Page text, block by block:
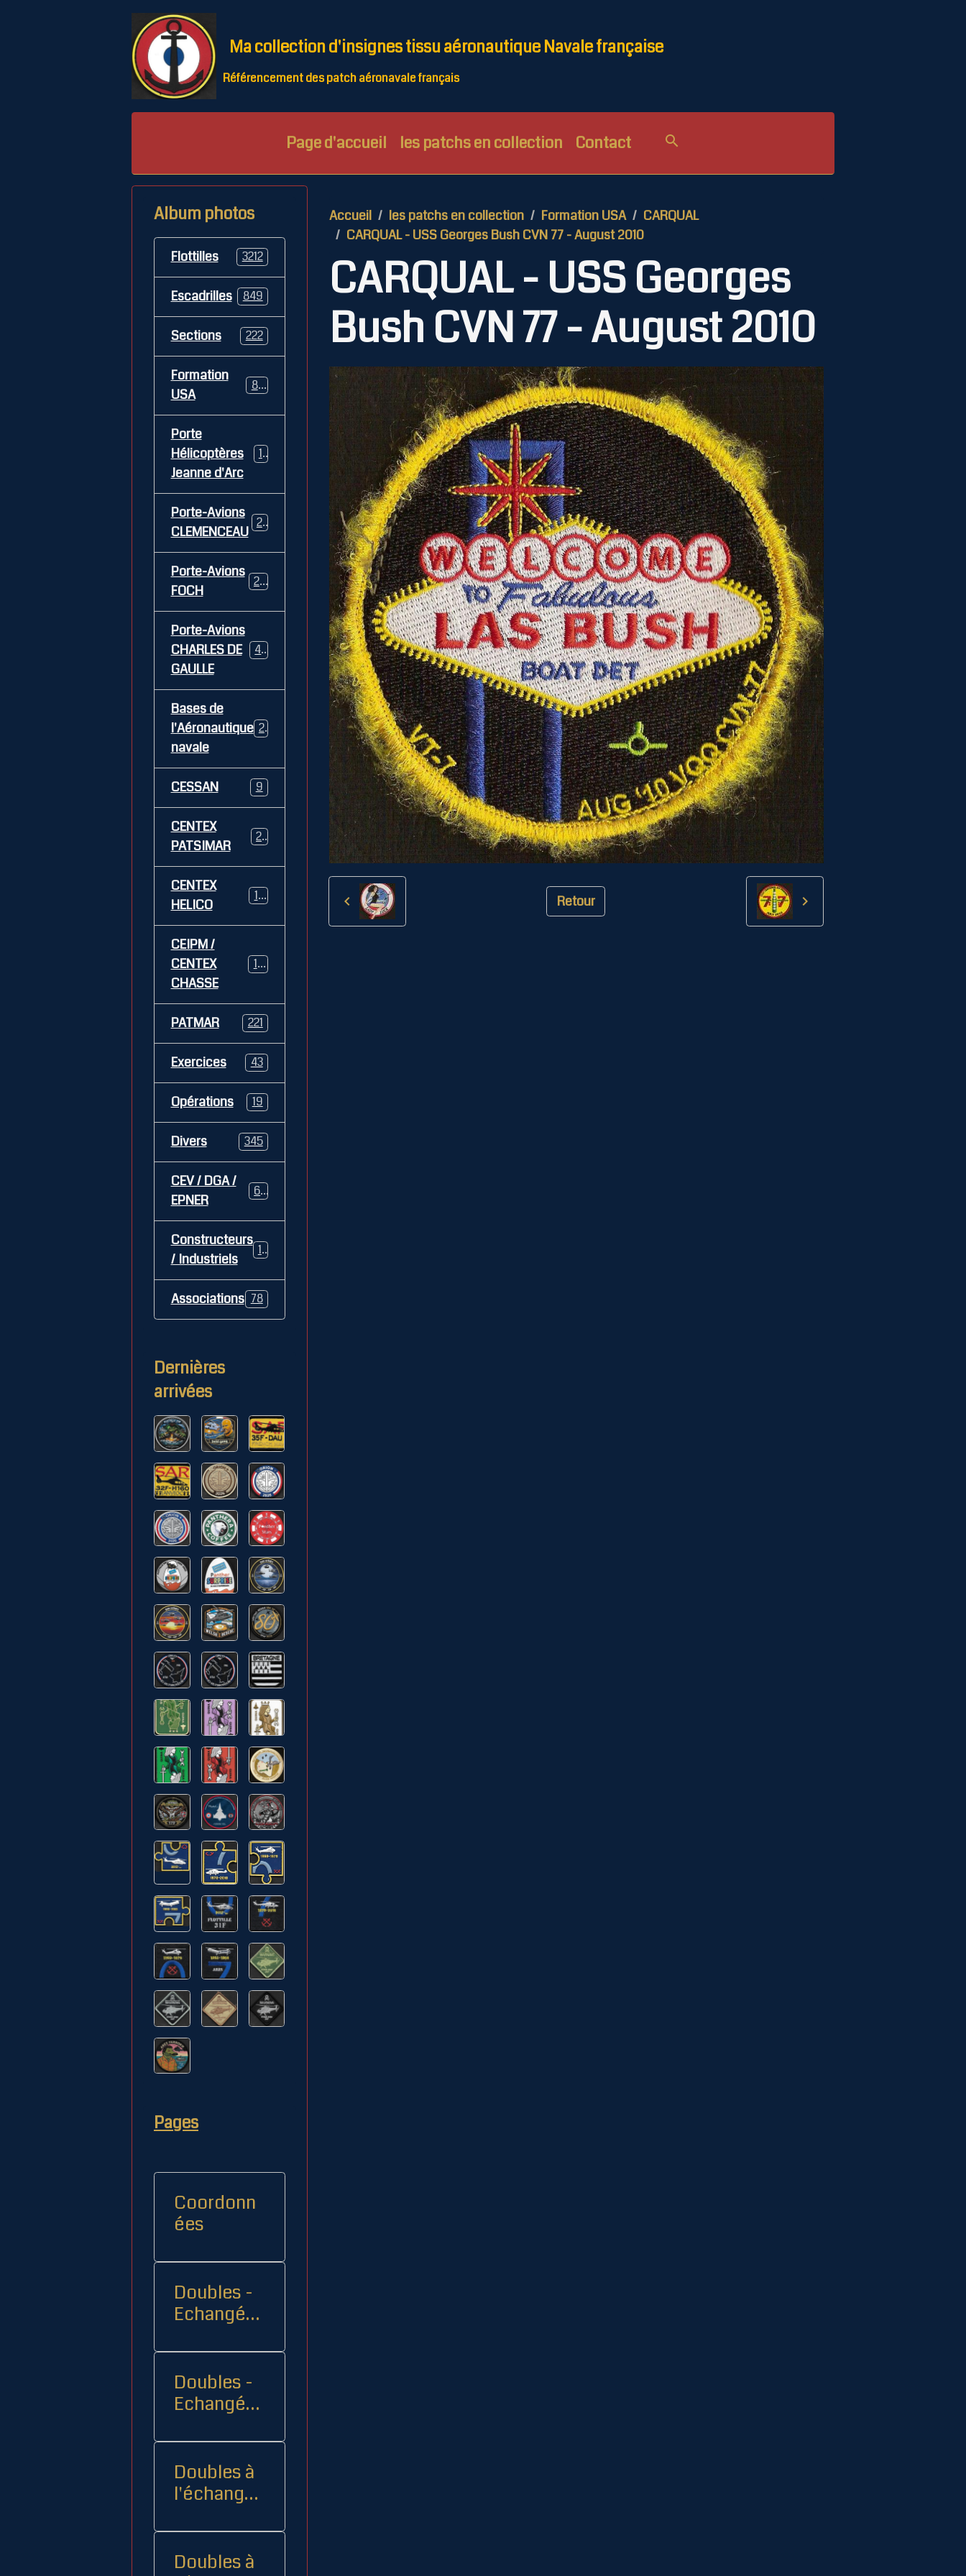
Ma collection d'insignes tissu aéronautique Navale française
Référencement des patch aéronavale français
Page d'accueil les patchs en collection Contact
Accueil les patchs en collection Formation USA
CARQUAL
CARQUAL - USS Georges Bush CVN 77 - August 2010
CARQUAL - USS Georges
Bush CVN 77 - August 2010
Retour
Album photos
Flottilles 3212
Escadrilles 849
Sections 222
Formation
USA
84
Porte
Hélicoptères
Jeanne d'Arc
12
Porte-Avions
CLEMENCEAU
26
Porte-Avions
FOCH
29
Porte-Avions
CHARLES DE
GAULLE
469
Bases de
l'Aéronautique
navale
269
CESSAN 9
CENTEX
PATSIMAR
21
CENTEX
HELICO
14
CEIPM /
CENTEX
CHASSE
108
PATMAR 221
Exercices 43
Opérations 19
Divers 345
CEV / DGA /
EPNER
62
Constructeurs
/ Industriels
127
Associations 78
Dernières
arrivées
Pages
Coordonn
ées
Doubles -
Echangés 1
Doubles -
Echangés
Doubles à
l'échange
Doubles à